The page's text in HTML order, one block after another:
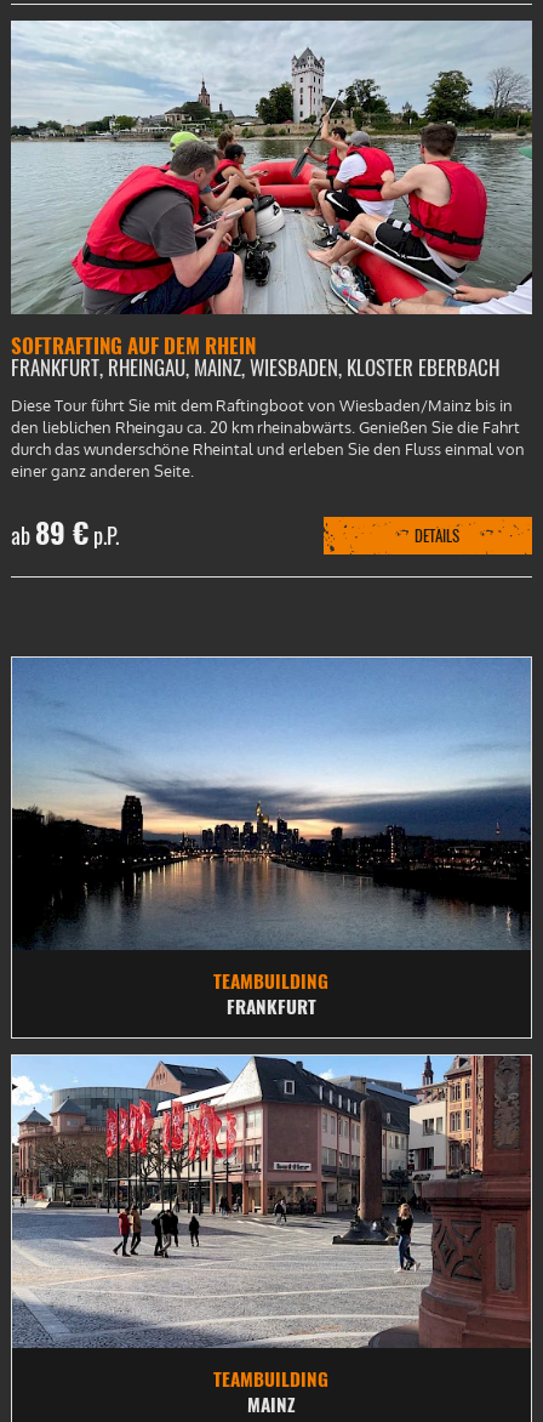
SOFTRAFTING AUF DEM RHEIN
FRANKFURT, RHEINGAU, MAINZ, WIESBADEN, KLOSTER EBERBACH
Diese Tour führt Sie mit dem Raftingboot von Wiesbaden/Mainz bis in
den lieblichen Rheingau ca. 20 km rheinabwärts. Genießen Sie die Fahrt
durch das wunderschöne Rheintal und erleben Sie den Fluss einmal von
einer ganz anderen Seite.
ab89 €p.P. DETAILS
TEAMBUILDING
FRANKFURT
TEAMBUILDING
MAINZ